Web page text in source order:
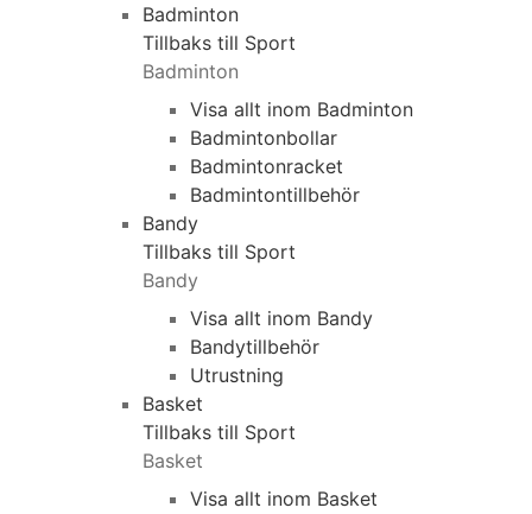
Badminton
Tillbaks till Sport
Badminton
Visa allt inom Badminton
Badmintonbollar
Badmintonracket
Badmintontillbehör
Bandy
Tillbaks till Sport
Bandy
Visa allt inom Bandy
Bandytillbehör
Utrustning
Basket
Tillbaks till Sport
Basket
Visa allt inom Basket